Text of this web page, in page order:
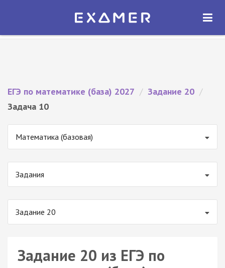
Экзамер — ЕГЭ 2027
ОТКРЫТЬ
ЕГЭ по математике (база) 2027 / Задание 20 /
Задача 10
Математика (базовая)
Задания
Задание 20
Задание 20 из ЕГЭ по